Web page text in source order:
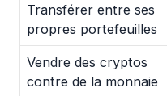
Transférer entre ses
propres portefeuilles
Vendre des cryptos
contre de la monnaie